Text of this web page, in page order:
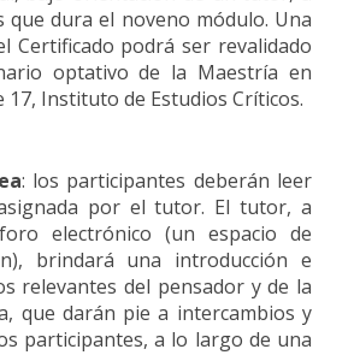
que dura el noveno módulo. Una
Certificado podrá ser revalidado
optativo de la Maestría en
17, Instituto de Estudios Críticos.
: los participantes deberán leer
por el tutor. El tutor, a
electrónico (un espacio de
brindará una introducción e
relevantes del pensador y de la
que darán pie a intercambios y
participantes, a lo largo de una